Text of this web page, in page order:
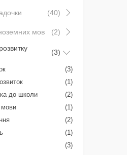
(40)
мов
(2)
(3)
(3)
(1)
до школи
(2)
мови
(1)
(2)
(1)
(3)